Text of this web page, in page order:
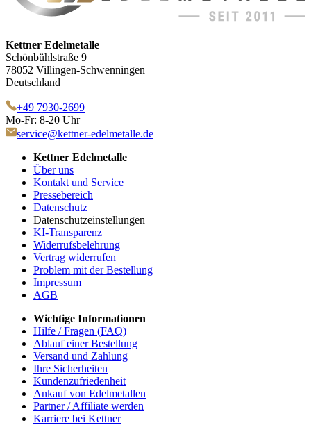
Kettner Edelmetalle
Schönbühlstraße 9
78052 Villingen-Schwenningen
Deutschland
+49 7930-2699
Mo-Fr: 8-20 Uhr
service@kettner-edelmetalle.de
Kettner Edelmetalle
Über uns
Kontakt und Service
Pressebereich
Datenschutz
Datenschutzeinstellungen
KI-Transparenz
Widerrufsbelehrung
Vertrag widerrufen
Problem mit der Bestellung
Impressum
AGB
Wichtige Informationen
Hilfe / Fragen (FAQ)
Ablauf einer Bestellung
Versand und Zahlung
Ihre Sicherheiten
Kundenzufriedenheit
Ankauf von Edelmetallen
Partner / Affiliate werden
Karriere bei Kettner